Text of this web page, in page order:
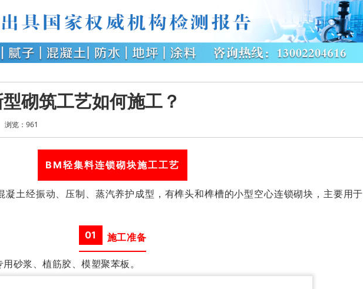
砌筑工艺如何施工？
浏览： 961
BM轻集料连锁砌块施工工艺
凝土经振动、压制、蒸汽养护成型，有榫头和榫槽的小型空心连锁砌块，主要用于
01 施工准备
用砂浆、植筋胶、模塑聚苯板。